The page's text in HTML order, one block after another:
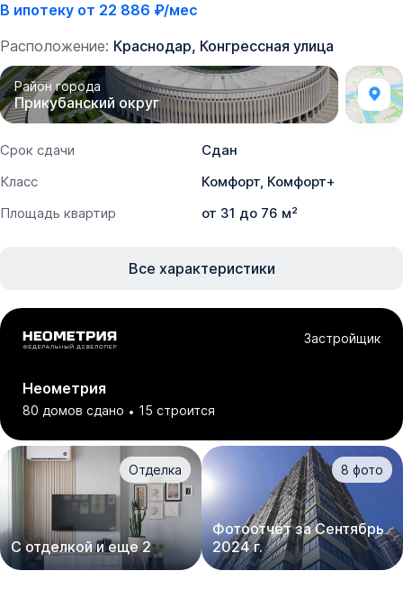
В ипотеку от 22 886 ₽/мес
Расположение: Краснодар, Конгрессная улица
Район города
Прикубанский округ
Срок сдачи
Сдан
Класс
Комфорт, Комфорт+
Площадь квартир
от 31 до 76 м²
Все характеристики
Застройщик
Неометрия
80 домов сдано 15 строится
Отделка
С отделкой и еще 2
8 фото
Фотоотчёт за Сентябрь
2024 г.